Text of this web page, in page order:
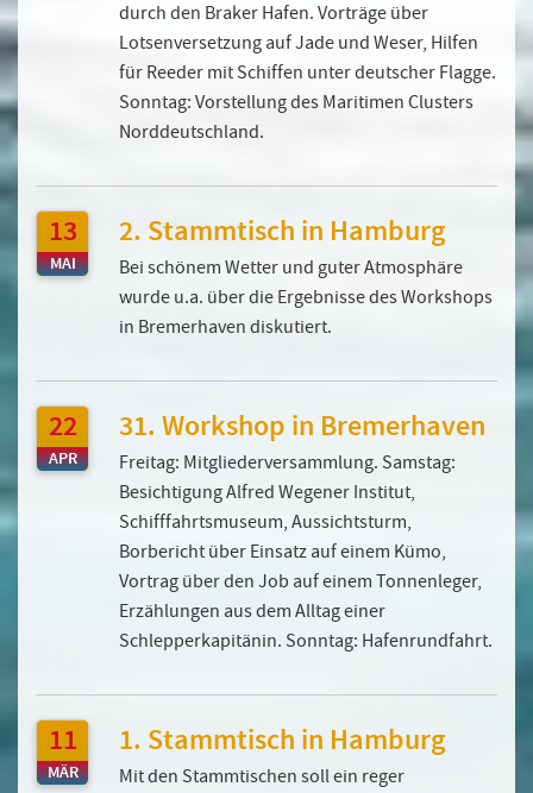
durch den Braker Hafen. Vorträge über
Lotsenversetzung auf Jade und Weser, Hilfen
für Reeder mit Schiffen unter deutscher Flagge.
Sonntag: Vorstellung des Maritimen Clusters
Norddeutschland.
13
MAI
2. Stammtisch in Hamburg
Bei schönem Wetter und guter Atmosphäre
wurde u.a. über die Ergebnisse des Workshops
in Bremerhaven diskutiert.
22
APR
31. Workshop in Bremerhaven
Freitag: Mitgliederversammlung. Samstag:
Besichtigung Alfred Wegener Institut,
Schifffahrtsmuseum, Aussichtsturm,
Borbericht über Einsatz auf einem Kümo,
Vortrag über den Job auf einem Tonnenleger,
Erzählungen aus dem Alltag einer
Schlepperkapitänin. Sonntag: Hafenrundfahrt.
11
MÄR
1. Stammtisch in Hamburg
Mit den Stammtischen soll ein reger